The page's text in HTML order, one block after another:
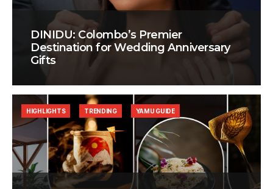
DINIDU: Colombo’s Premier
Destination for Wedding Anniversary
Gifts
HIGHLIGHTS TRENDING YAMU GUIDE